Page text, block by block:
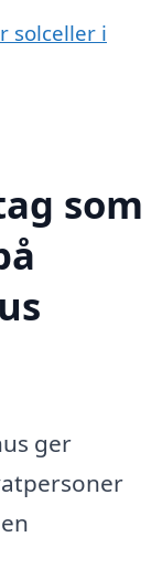
solceller i
som
ger